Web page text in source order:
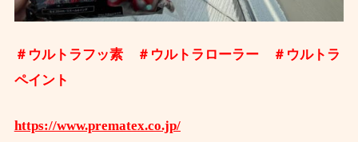
＃ウルトラフッ素 ＃ウルトラローラー ＃ウルトラ
ペイント
https://www.prematex.co.jp/